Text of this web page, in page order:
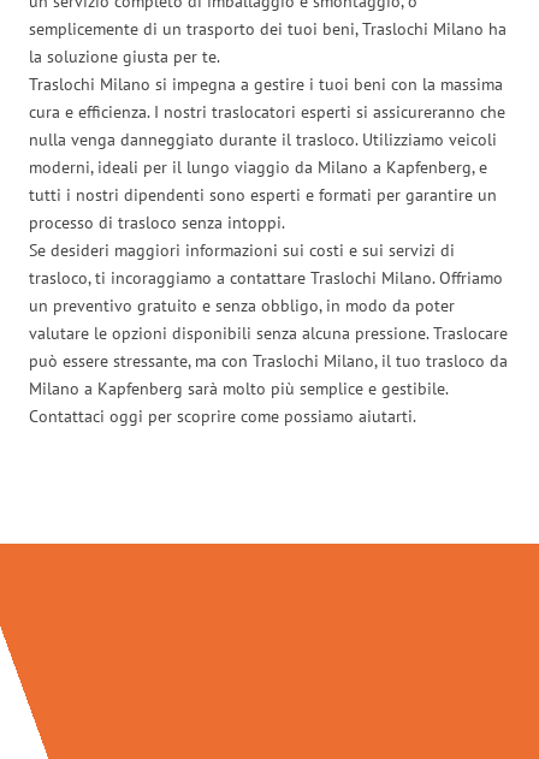
semplicemente di un trasporto dei tuoi beni, Traslochi Milano ha
la soluzione giusta per te.
Traslochi Milano si impegna a gestire i tuoi beni con la massima
cura e efficienza. I nostri traslocatori esperti si assicureranno che
nulla venga danneggiato durante il trasloco. Utilizziamo veicoli
moderni, ideali per il lungo viaggio da Milano a Kapfenberg, e
tutti i nostri dipendenti sono esperti e formati per garantire un
processo di trasloco senza intoppi.
Se desideri maggiori informazioni sui costi e sui servizi di
trasloco, ti incoraggiamo a contattare Traslochi Milano. Offriamo
un preventivo gratuito e senza obbligo, in modo da poter
valutare le opzioni disponibili senza alcuna pressione. Traslocare
può essere stressante, ma con Traslochi Milano, il tuo trasloco da
Milano a Kapfenberg sarà molto più semplice e gestibile.
Contattaci oggi per scoprire come possiamo aiutarti.